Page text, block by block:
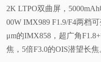
2K LTPO双曲屏，
00W IMX989 F1.9/F4两档
μm的IMX858，超广角
焦，5倍F3.0的OIS潜望长焦